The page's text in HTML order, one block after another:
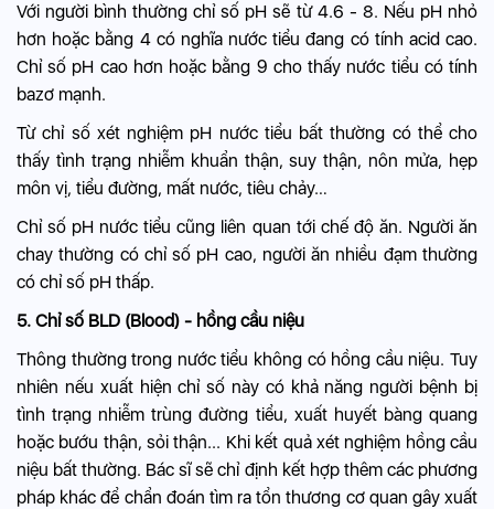
Với người bình thường chỉ số pH sẽ từ 4.6 - 8. Nếu pH nhỏ
hơn hoặc bằng 4 có nghĩa nước tiểu đang có tính acid cao.
Chỉ số pH cao hơn hoặc bằng 9 cho thấy nước tiểu có tính
bazơ mạnh.
Từ chỉ số xét nghiệm pH nước tiểu bất thường có thể cho
thấy tình trạng nhiễm khuẩn thận, suy thận, nôn mửa, hẹp
môn vị, tiểu đường, mất nước, tiêu chảy…
Chỉ số pH nước tiểu cũng liên quan tới chế độ ăn. Người ăn
chay thường có chỉ số pH cao, người ăn nhiều đạm thường
có chỉ số pH thấp.
5. Chỉ số BLD (Blood) - hồng cầu niệu
Thông thường trong nước tiểu không có hồng cầu niệu. Tuy
nhiên nếu xuất hiện chỉ số này có khả năng người bệnh bị
tình trạng nhiễm trùng đường tiểu, xuất huyết bàng quang
hoặc bướu thận, sỏi thận... Khi kết quả xét nghiệm hồng cầu
niệu bất thường. Bác sĩ sẽ chỉ định kết hợp thêm các phương
pháp khác để chẩn đoán tìm ra tổn thương cơ quan gây xuất